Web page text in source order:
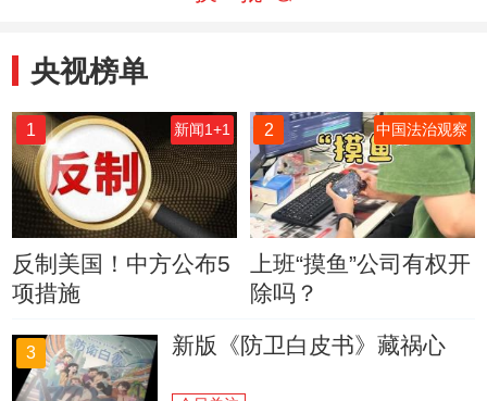
央视榜单
1 新闻1+1
反制美国！中方公布5
项措施
2 中国法治观察
上班“摸鱼”公司有权开
除吗？
3 新版《防卫白皮书》藏祸心